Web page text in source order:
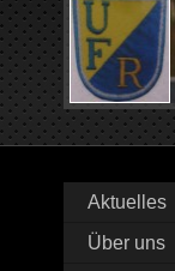
Aktuelles
Über uns